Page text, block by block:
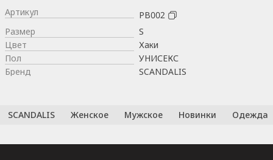
Артикул
РВ002
Размер
S
Цвет
Хаки
Пол
УНИСЕКС
Бренд
SCANDALIS
SCANDALIS Женское Мужское Новинки Одежда